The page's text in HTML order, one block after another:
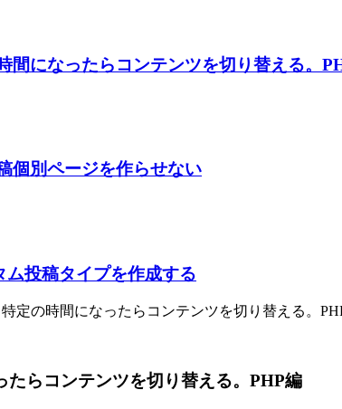
間になったらコンテンツを切り替える。
個別ページを作らせない
ム投稿タイプを作成する
の時間になったらコンテンツを切り替える。
たらコンテンツを切り替える。PHP編